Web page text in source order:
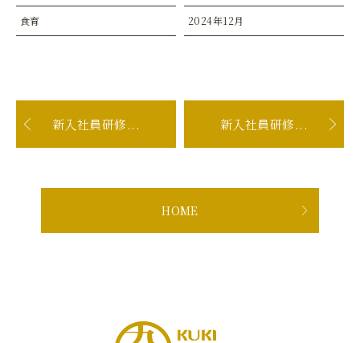
食育 2024年12月
新入社員研修... 新入社員研修...
HOME